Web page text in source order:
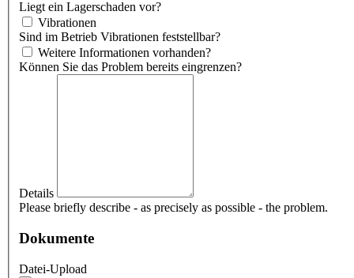
Liegt ein Lagerschaden vor?
Vibrationen
Sind im Betrieb Vibrationen feststellbar?
Weitere Informationen vorhanden?
Können Sie das Problem bereits eingrenzen?
Details
Please briefly describe - as precisely as possible - the problem.
Dokumente
Datei-Upload